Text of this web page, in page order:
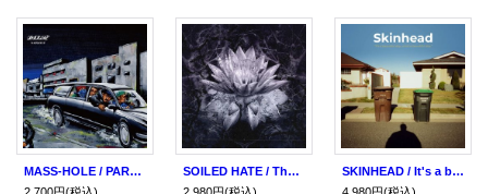
MASS-HOLE / PAReDE (cd) WDsounds
2,700円(税込)
SOILED HATE / The nine billon names of hate (cd)(Lp) Rsr
2,980円(税込)
SKINHEAD / It's a beautiful day, what a beautiful day (cd)(Lp) Closed casket activities
4,980円(税込)